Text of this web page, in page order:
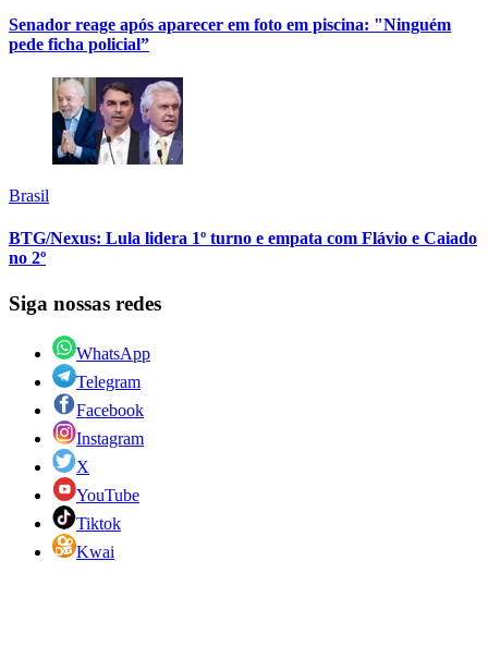
Senador reage após aparecer em foto em piscina: "Ninguém
pede ficha policial”
Brasil
BTG/Nexus: Lula lidera 1º turno e empata com Flávio e Caiado
no 2º
Siga nossas redes
WhatsApp
Telegram
Facebook
Instagram
X
YouTube
Tiktok
Kwai